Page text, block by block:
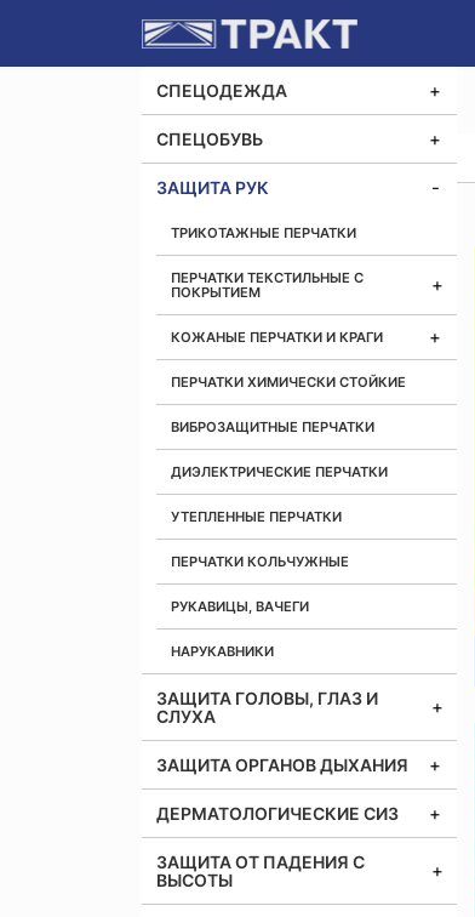
СПЕЦОДЕЖДА
СПЕЦОБУВЬ
ЗАЩИТА РУК
ТРИКОТАЖНЫЕ ПЕРЧАТКИ
ПЕРЧАТКИ ТЕКСТИЛЬНЫЕ С
ПОКРЫТИЕМ
КОЖАНЫЕ ПЕРЧАТКИ И КРАГИ
ПЕРЧАТКИ ХИМИЧЕСКИ СТОЙКИЕ
ВИБРОЗАЩИТНЫЕ ПЕРЧАТКИ
ДИЭЛЕКТРИЧЕСКИЕ ПЕРЧАТКИ
УТЕПЛЕННЫЕ ПЕРЧАТКИ
ПЕРЧАТКИ КОЛЬЧУЖНЫЕ
РУКАВИЦЫ, ВАЧЕГИ
НАРУКАВНИКИ
ЗАЩИТА ГОЛОВЫ, ГЛАЗ И
СЛУХА
ЗАЩИТА ОРГАНОВ ДЫХАНИЯ
ДЕРМАТОЛОГИЧЕСКИЕ СИЗ
ЗАЩИТА ОТ ПАДЕНИЯ С
ВЫСОТЫ